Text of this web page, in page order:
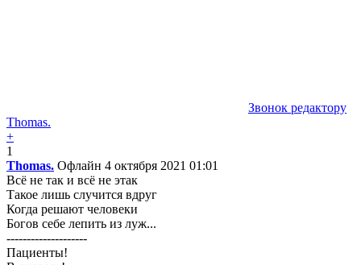
Звонок редактору
Thomas.
+
1
Thomas. Офлайн 4 октября 2021 01:01
Всё не так и всё не этак
Такое лишь случится вдруг
Когда решают человеки
Богов себе лепить из луж...
--------------------
Пациенты!